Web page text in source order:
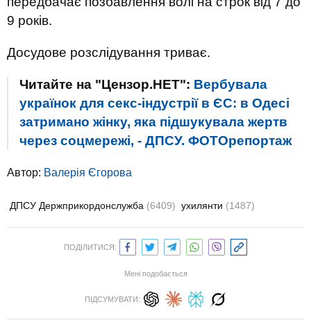
9 років.
Досудове розслідування триває.
Читайте на "Цензор.НЕТ": Вербувала
українок для секс-індустрії в ЄС: в Одесі
затримано жінку, яка підшукувала жертв
через соцмережі, - ДПСУ. ФОТОрепортаж
Автор: Валерія Єгорова
ДПСУ Держприкордонслужба (6409) ухилянти (1487)
ПОДІЛИТИСЯ:
Мені подобається
ПІДСУМУВАТИ: